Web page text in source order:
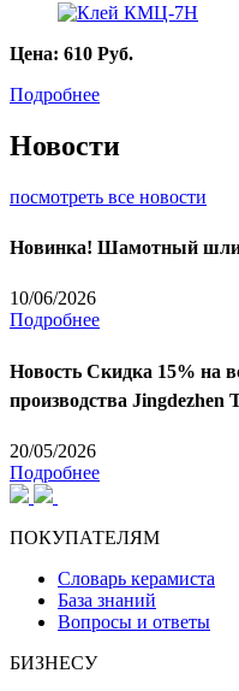
Цена: 610 Руб.
Подробнее
Новости
посмотреть все новости
Новинка! Шамотный
10/06/2026
Подробнее
Новость Скидка 15% на
производства Jingdezhen
20/05/2026
Подробнее
ПОКУПАТЕЛЯМ
Словарь керамиста
База знаний
Вопросы и ответы
БИЗНЕСУ